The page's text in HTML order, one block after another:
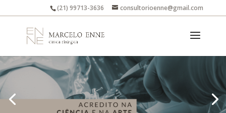
(21) 99713-3636 consultorioenne@gmail.com